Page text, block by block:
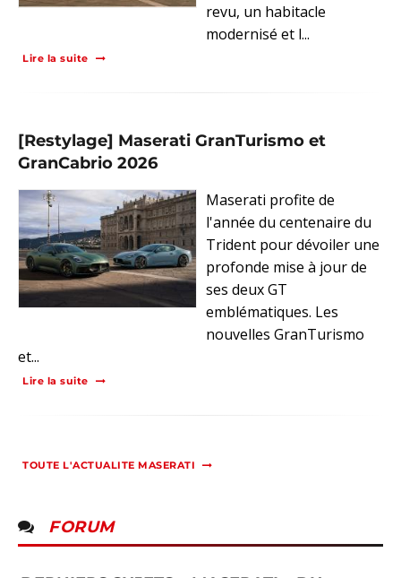
revu, un habitacle
modernisé et l...
Lire la suite
[Restylage] Maserati GranTurismo et
GranCabrio 2026
Maserati profite de
l'année du centenaire du
Trident pour dévoiler une
profonde mise à jour de
ses deux GT
emblématiques. Les
nouvelles GranTurismo
et...
Lire la suite
TOUTE L'ACTUALITE MASERATI
FORUM